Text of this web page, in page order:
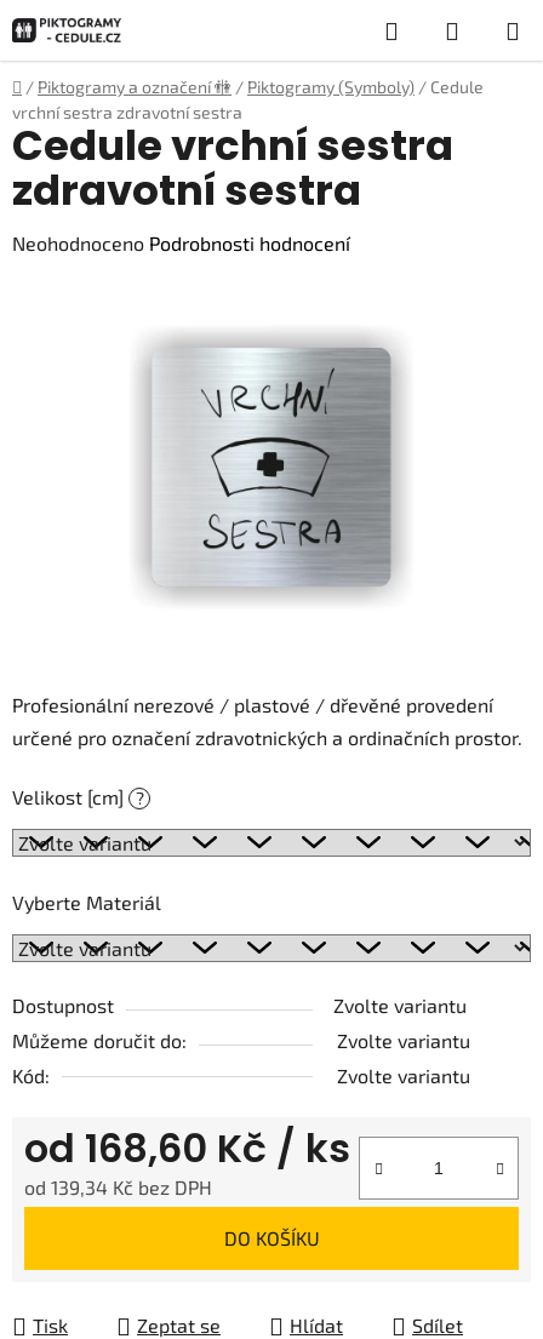
na
obsah
Hledat
KOŠÍK
Domů
/ Piktogramy a označení 🚻 / Piktogramy (Symboly) / Cedule
vrchní sestra zdravotní sestra
Profesionální nerezové / plastové / dřevěné provedení
určené pro označení zdravotnických a ordinačních prostor.
Velikost [cm] ?
Vyberte Materiál
Dostupnost
Zvolte variantu
Můžeme doručit do:
Zvolte variantu
Kód:
Zvolte variantu
od 168,60 Kč / ks
od 139,34 Kč bez DPH
DO KOŠÍKU
Tisk Zeptat se Hlídat Sdílet
Cedule vrchní sestra
zdravotní sestra
Průměrné
Neohodnoceno Podrobnosti hodnocení